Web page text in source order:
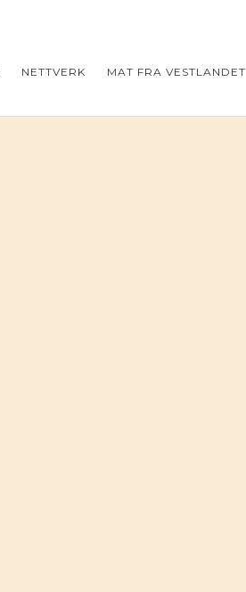
NETTVERK MAT FRA VESTLANDET